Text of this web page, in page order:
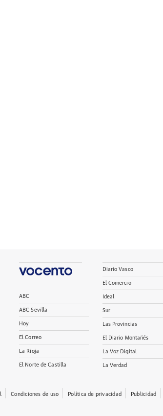
ABC
ABC Sevilla
Hoy
El Correo
La Rioja
El Norte de Castilla
Diario Vasco
El Comercio
Ideal
Sur
Las Provincias
El Diario Montañés
La Voz Digital
La Verdad
Condiciones de uso Política de privacidad Publicidad